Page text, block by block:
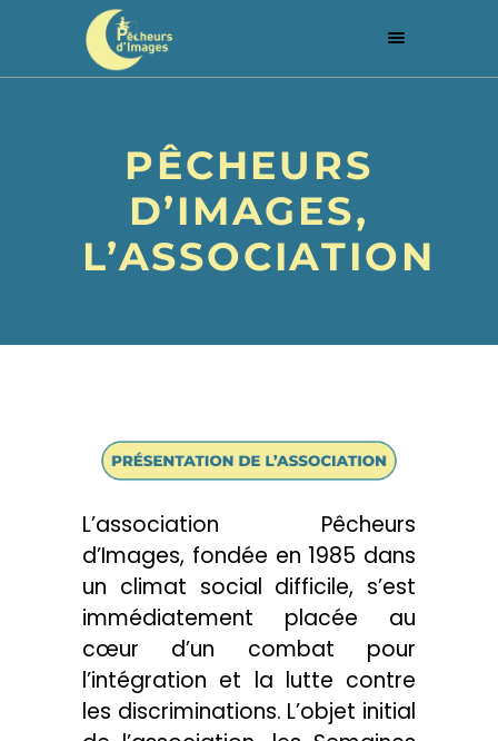
PÊCHEURS
D’IMAGES,
L’ASSOCIATION
L’association Pêcheurs
d’Images, fondée en 1985 dans
un climat social difficile, s’est
immédiatement placée au
cœur d’un combat pour
l’intégration et la lutte contre
les discriminations. L’objet initial